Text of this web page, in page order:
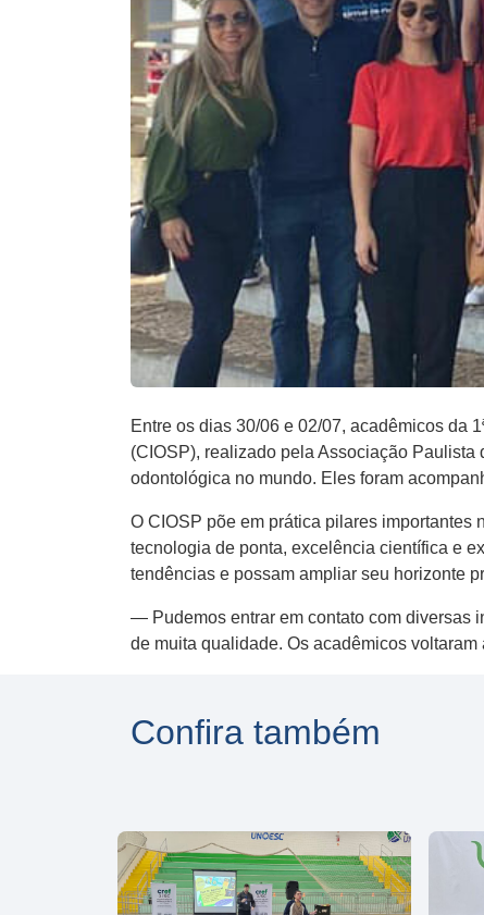
Entre os dias 30/06 e 02/07, acadêmicos da
(CIOSP), realizado pela Associação
odontológica no mundo. Eles foram
O CIOSP põe em prática pilares importantes
tecnologia de ponta, excelência científica e
tendências e possam ampliar seu horizonte
— Pudemos entrar em contato com diversas
de muita qualidade. Os acadêmicos
Confira também